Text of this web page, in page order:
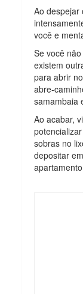
Ao despejar
você e
Se você
existem
para abrir
abre-
samambaia
Ao acabar,
sobras no
depositar